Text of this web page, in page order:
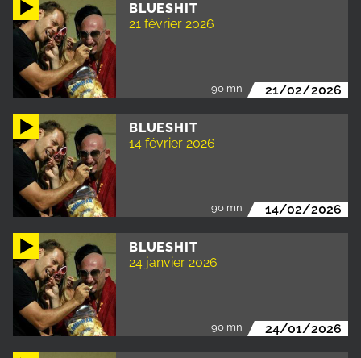
BLUESHIT
21 février 2026
90 mn 21/02/2026
BLUESHIT
14 février 2026
90 mn 14/02/2026
BLUESHIT
24 janvier 2026
90 mn 24/01/2026